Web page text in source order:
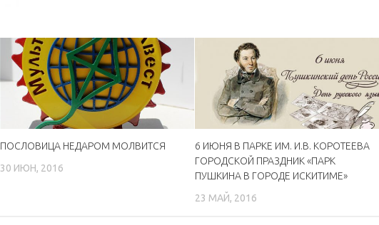
ПОСЛОВИЦА НЕДАРОМ МОЛВИТСЯ
30 ИЮН, 2016
6 ИЮНЯ В ПАРКЕ ИМ. И.В. КОРОТЕЕВА
ГОРОДСКОЙ ПРАЗДНИК «ПАРК
ПУШКИНА В ГОРОДЕ ИСКИТИМЕ»
23 МАЙ, 2016